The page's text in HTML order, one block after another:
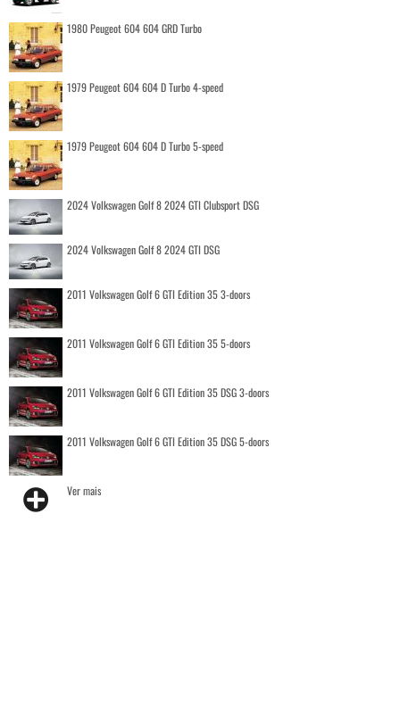
1980 Peugeot 604 604 GRD Turbo
1979 Peugeot 604 604 D Turbo 4-speed
1979 Peugeot 604 604 D Turbo 5-speed
2024 Volkswagen Golf 8 2024 GTI Clubsport DSG
2024 Volkswagen Golf 8 2024 GTI DSG
2011 Volkswagen Golf 6 GTI Edition 35 3-doors
2011 Volkswagen Golf 6 GTI Edition 35 5-doors
2011 Volkswagen Golf 6 GTI Edition 35 DSG 3-doors
2011 Volkswagen Golf 6 GTI Edition 35 DSG 5-doors
Ver mais